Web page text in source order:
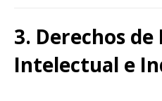
3. Derechos
Intelectual e